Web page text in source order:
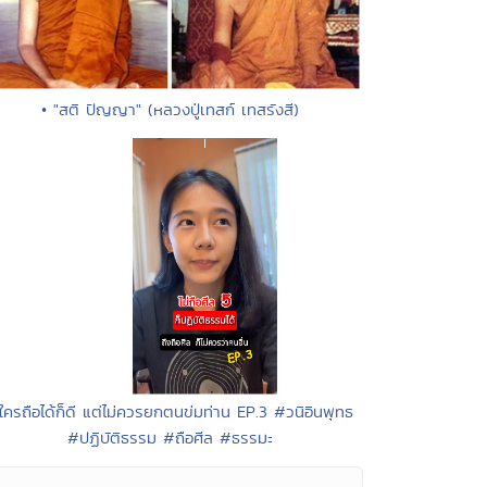
• "สติ ปัญญา" (หลวงปู่เทสก์ เทสรังสี)
ครถือได้ก็ดี แต่ไม่ควรยกตนข่มท่าน EP.3 #วนิอินพุทธ
#ปฏิบัติธรรม #ถือศีล #ธรรมะ